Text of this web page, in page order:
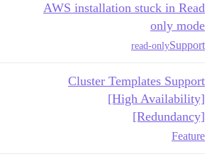
AWS installation stuck in Read
only mode
Support
read-only
Cluster Templates Support
[High Availability]
[Redundancy]
Feature